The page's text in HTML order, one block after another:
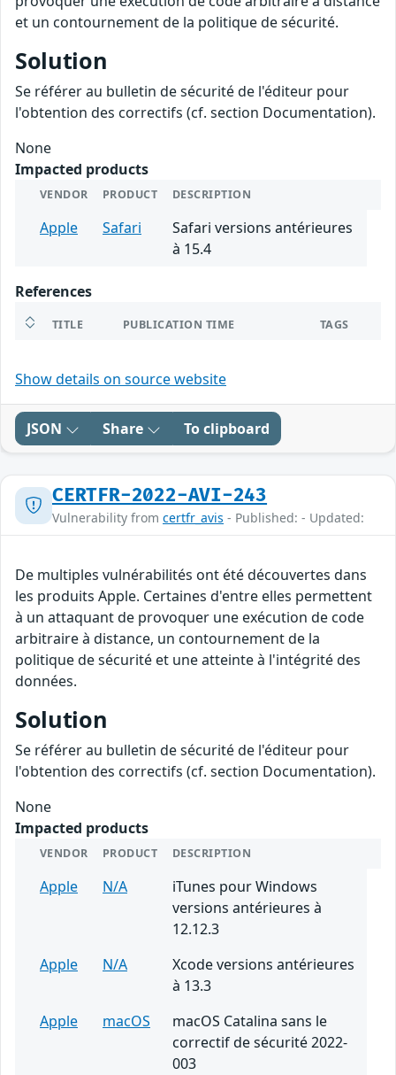
et un contournement de la politique de sécurité.
Solution
Se référer au bulletin de sécurité de l'éditeur pour
l'obtention des correctifs (cf. section Documentation).
None
Impacted products
VENDOR PRODUCT DESCRIPTION
Apple Safari
Safari versions antérieures
à 15.4
References
TITLE PUBLICATION TIME TAGS
Show details on source website
JSON Share To clipboard
CERTFR-2022-AVI-243
Vulnerability from certfr_avis - Published: - Updated:
De multiples vulnérabilités ont été découvertes dans
les produits Apple. Certaines d'entre elles permettent
à un attaquant de provoquer une exécution de code
arbitraire à distance, un contournement de la
politique de sécurité et une atteinte à l'intégrité des
données.
Solution
Se référer au bulletin de sécurité de l'éditeur pour
l'obtention des correctifs (cf. section Documentation).
None
Impacted products
VENDOR PRODUCT DESCRIPTION
Apple N/A
iTunes pour Windows
versions antérieures à
12.12.3
Apple
N/A
Xcode versions antérieures
à 13.3
Apple
macOS
macOS Catalina sans le
correctif de sécurité 2022-
003